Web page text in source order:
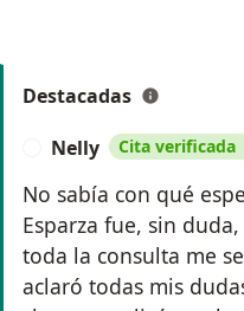
Destacadas
Nelly Cita verificada
No sabía con qué
Esparza fue, sin
toda la consulta me
aclaró todas mis